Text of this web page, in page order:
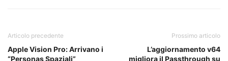
Articolo precedente
Apple Vision Pro: Arrivano i
“Personas Spaziali”
Prossimo articolo
L’aggiornamento v64
migliora il Passthrough su